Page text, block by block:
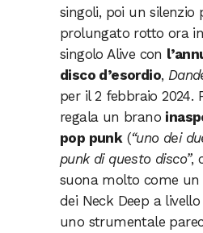
singoli, poi un silenzio
prolungato rotto ora
singolo Alive con
disco d’esordio,
per il 2 febbraio 2024.
regala un brano
pop punk (“uno dei
punk di questo disco”,
suona molto come
dei Neck Deep a
uno strumentale